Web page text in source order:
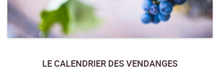
LE CALENDRIER DES VENDANGES